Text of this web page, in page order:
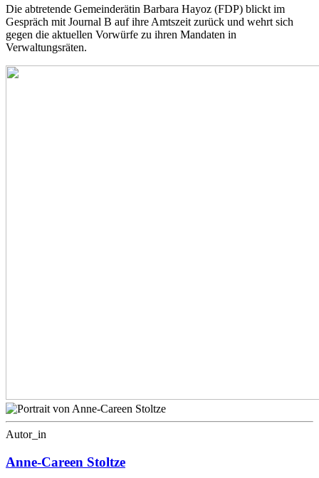
Die abtretende Gemeinderätin Barbara Hayoz (FDP) blickt im
Gespräch mit Journal B auf ihre Amtszeit zurück und wehrt sich
gegen die aktuellen Vorwürfe zu ihren Mandaten in
Verwaltungsräten.
Autor_in
Anne-Careen Stoltze